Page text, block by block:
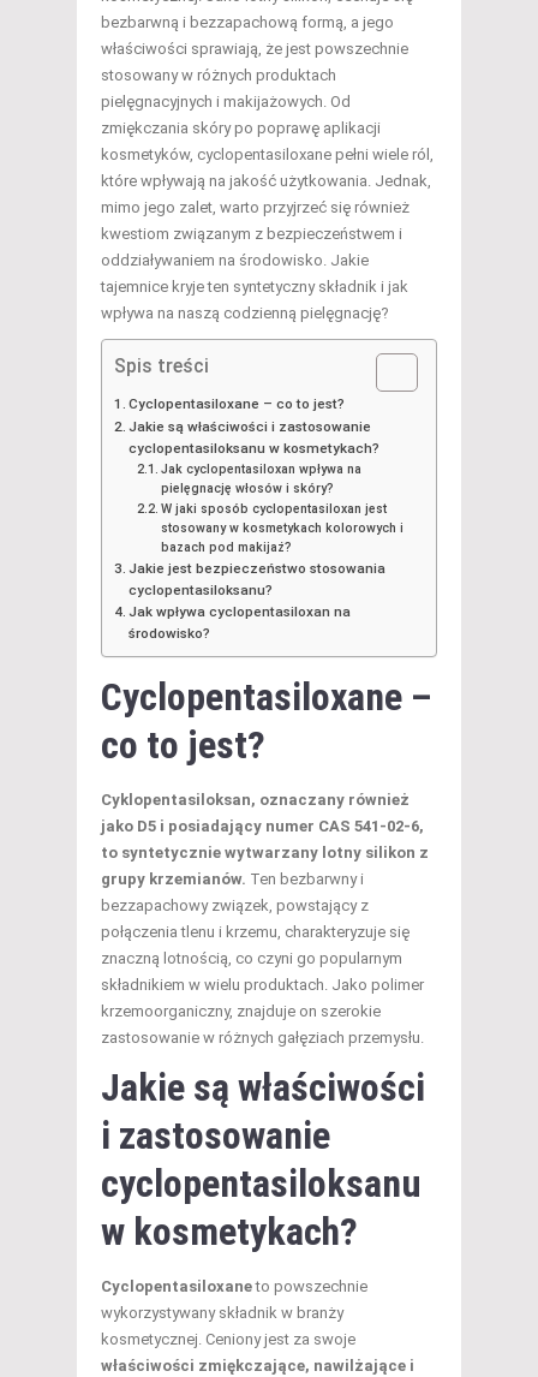
bezbarwną i bezzapachową formą, a jego
właściwości sprawiają, że jest powszechnie
stosowany w różnych produktach
pielęgnacyjnych i makijażowych. Od
zmiękczania skóry po poprawę aplikacji
kosmetyków, cyclopentasiloxane pełni wiele ról,
które wpływają na jakość użytkowania. Jednak,
mimo jego zalet, warto przyjrzeć się również
kwestiom związanym z bezpieczeństwem i
oddziaływaniem na środowisko. Jakie
tajemnice kryje ten syntetyczny składnik i jak
wpływa na naszą codzienną pielęgnację?
Spis treści
Cyclopentasiloxane – co to jest?
Jakie są właściwości i zastosowanie
cyclopentasiloksanu w kosmetykach?
Jak cyclopentasiloxan wpływa na
pielęgnację włosów i skóry?
W jaki sposób cyclopentasiloxan jest
stosowany w kosmetykach kolorowych i
bazach pod makijaż?
Jakie jest bezpieczeństwo stosowania
cyclopentasiloksanu?
Jak wpływa cyclopentasiloxan na
środowisko?
Cyclopentasiloxane –
co to jest?
Cyklopentasiloksan, oznaczany również
jako D5 i posiadający numer CAS 541-02-6,
to syntetycznie wytwarzany lotny silikon z
grupy krzemianów. Ten bezbarwny i
bezzapachowy związek, powstający z
połączenia tlenu i krzemu, charakteryzuje się
znaczną lotnością, co czyni go popularnym
składnikiem w wielu produktach. Jako polimer
krzemoorganiczny, znajduje on szerokie
zastosowanie w różnych gałęziach przemysłu.
Jakie są właściwości
i zastosowanie
cyclopentasiloksanu
w kosmetykach?
Cyclopentasiloxaneto powszechnie
wykorzystywany składnik w branży
kosmetycznej. Ceniony jest za swoje
właściwości zmiękczające, nawilżające i